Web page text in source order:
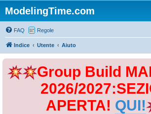
ModelingTime.com
FAQ Regole
Indice Utente Aiuto
Group Build
2026/
APERTA! QUI!